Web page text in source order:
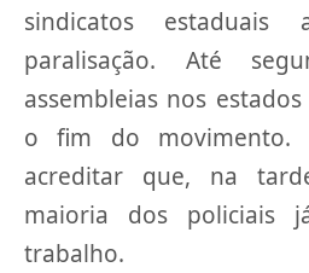
sindicatos
paralisação. Até
assembleias nos
o fim do movimento.
acreditar que, na
maioria dos policiais
trabalho.